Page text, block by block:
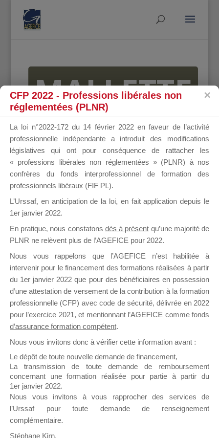
MALLETTE
DU
DIRIGEANT
il y a un mois
Ce groupe est destiné aux Organismes de
Formation qui souhaitent répondre à l’Appel à
Propositions Mallette du Dirigeant.
Ce groupe propose un forum dédié au support
sur lequel il est possible de laisser un message
ou poser une question.
NB : Il est nécessaire d’être
pouvoir rejoindre ce groupe
CFP 2022 - Professions libérales non
réglementées (PLNR)
La loi n°2022-172 du 14 février 2022 en faveur de l’activité
professionnelle indépendante a introduit des modifications
législatives qui ont pour conséquence de rattacher les
« professions libérales non réglementées » (PLNR) à nos
confrères du fonds interprofessionnel de formation des
professionnels libéraux (FIF PL).
L’Urssaf, en anticipation de la loi, en fait application depuis le
1er janvier 2022.
En pratique, nous constatons dès à présent qu’une majorité de
PLNR ne relèvent plus de l’AGEFICE pour 2022.
Nous vous rappelons que l’AGEFICE n’est habilitée à
intervenir pour le financement des formations réalisées à partir
du 1er janvier 2022 que pour des bénéficiaires en possession
d’une attestation de versement de la contribution à la formation
professionnelle (CFP) avec code de sécurité, délivrée en 2022
pour l’exercice 2021, et mentionnant l’AGEFICE comme fonds
d’assurance formation compétent.
Nous vous invitons donc à vérifier cette information avant :
Le dépôt de toute nouvelle demande de financement,
La transmission de toute demande de remboursement
concernant une formation réalisée pour partie à partir du
1er janvier 2022.
Nous vous invitons à vous rapprocher des services de
l’Urssaf pour toute demande de renseignement
complémentaire.
Stéphane Kirn,